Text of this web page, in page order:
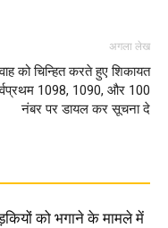
अगला लेख
को चिन्हित करते हुए शिकायत
1098, 1090, और 100
नंबर पर डायल कर सूचना दे
को भगाने के मामले में